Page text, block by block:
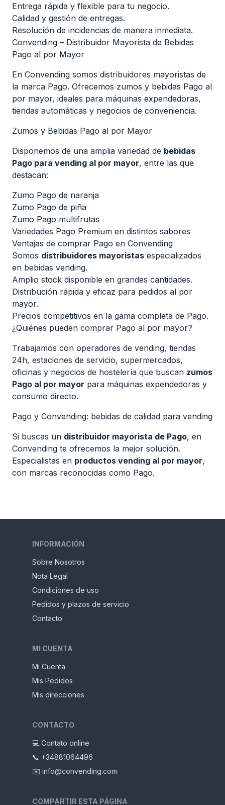
Entrega rápida y flexible para tu negocio.
Calidad y gestión de entregas.
Resolución de incidencias de manera inmediata.
Convending – Distribuidor Mayorista de Bebidas
Pago al por Mayor
En Convending somos distribuidores mayoristas de
la marca Pago. Ofrecemos zumos y bebidas Pago al
por mayor, ideales para máquinas expendedoras,
tiendas automáticas y negocios de conveniencia.
Zumos y Bebidas Pago al por Mayor
Disponemos de una amplia variedad de bebidas
Pago para vending al por mayor, entre las que
destacan:
Zumo Pago de naranja
Zumo Pago de piña
Zumo Pago multifrutas
Variedades Pago Premium en distintos sabores
Ventajas de comprar Pago en Convending
Somos distribuidores mayoristas especializados
en bebidas vending.
Amplio stock disponible en grandes cantidades.
Distribución rápida y eficaz para pedidos al por
mayor.
Precios competitivos en la gama completa de Pago.
¿Quiénes pueden comprar Pago al por mayor?
Trabajamos con operadores de vending, tiendas
24h, estaciones de servicio, supermercados,
oficinas y negocios de hostelería que buscan zumos
Pago al por mayor para máquinas expendedoras y
consumo directo.
Pago y Convending: bebidas de calidad para vending
Si buscas un distribuidor mayorista de Pago, en
Convending te ofrecemos la mejor solución.
Especialistas en productos vending al por mayor,
con marcas reconocidas como Pago.
INFORMACIÓN
Sobre Nosotros
Nota Legal
Condiciones de uso
Pedidos y plazos de servicio
Contacto
MI CUENTA
Mi Cuenta
Mis Pedidos
Mis direcciones
CONTACTO
💻 Contato online
📞 +34881064496
✉️ info@convending.com
COMPARTIR ESTA PÁGINA